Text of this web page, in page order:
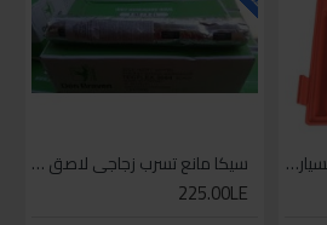
طقم قياس كبس موتور السياره 3 ق سيكا مانع تسرب زجاجي لاصق اسود 600 مل
225.00LE